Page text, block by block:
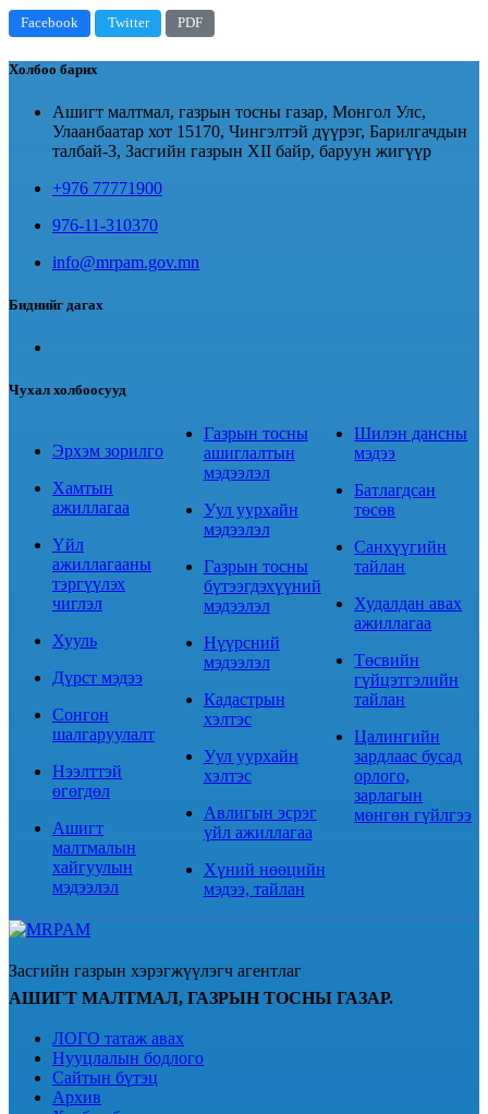
Facebook Twitter PDF
Холбоо барих
Ашигт малтмал, газрын тосны газар, Монгол Улс,
Улаанбаатар хот 15170, Чингэлтэй дүүрэг, Барилгачдын
талбай-3, Засгийн газрын XII байр, баруун жигүүр
+976 77771900
976-11-310370
info@mrpam.gov.mn
Биднийг дагах
Чухал холбоосууд
Эрхэм зорилго
Хамтын
ажиллагаа
Үйл
ажиллагааны
тэргүүлэх
чиглэл
Хууль
Дүрст мэдээ
Сонгон
шалгаруулалт
Нээлттэй
өгөгдөл
Ашигт
малтмалын
хайгуулын
мэдээлэл
Газрын тосны
ашиглалтын
мэдээлэл
Уул уурхайн
мэдээлэл
Газрын тосны
бүтээгдэхүүний
мэдээлэл
Нүүрсний
мэдээлэл
Кадастрын
хэлтэс
Уул уурхайн
хэлтэс
Авлигын эсрэг
үйл ажиллагаа
Хүний нөөцийн
мэдээ, тайлан
Шилэн дансны
мэдээ
Батлагдсан
төсөв
Санхүүгийн
тайлан
Худалдан авах
ажиллагаа
Төсвийн
гүйцэтгэлийн
тайлан
Цалингийн
зардлаас бусад
орлого,
зарлагын
мөнгөн гүйлгээ
Засгийн газрын хэрэгжүүлэгч агентлаг
АШИГТ МАЛТМАЛ, ГАЗРЫН ТОСНЫ ГАЗАР.
ЛОГО татаж авах
Нууцлалын бодлого
Сайтын бүтэц
Архив